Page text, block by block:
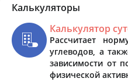
Калькуляторы
Калькулятор
Рассчитает
углеводов, а
зависимости от
физической